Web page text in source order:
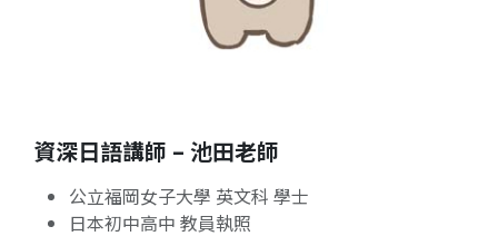
資深日語講師 – 池田老師
公立福岡女子大學 英文科 學士
日本初中高中 教員執照